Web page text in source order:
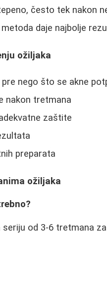
često tek nakon
daje najbolje
ožiljaka
nego što se akne
nakon tretmana
zaštite
preparata
ožiljaka
od 3-6 tretmana